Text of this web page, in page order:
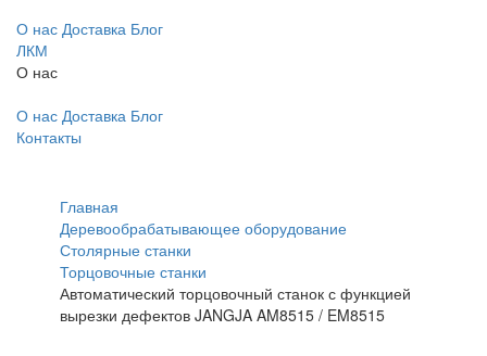
О нас Доставка Блог
ЛКМ
О нас
О нас Доставка Блог
Контакты
Главная
Деревообрабатывающее оборудование
Столярные станки
Торцовочные станки
Автоматический торцовочный станок с функцией
вырезки дефектов JANGJA AM8515 / EM8515